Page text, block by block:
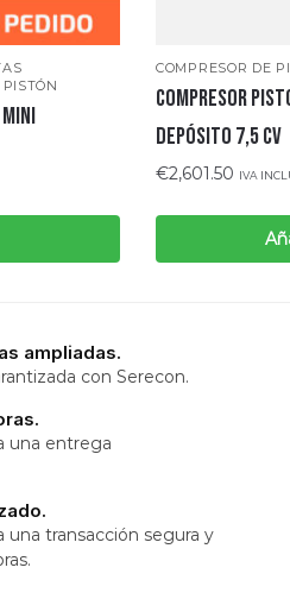
MINI
COMPRESOR DE
COMPRESOR
DEPÓSITO 7,5 CV
€2,601.50 IVA
ampliadas.
con Serecon.
una entrega
una transacción segura y